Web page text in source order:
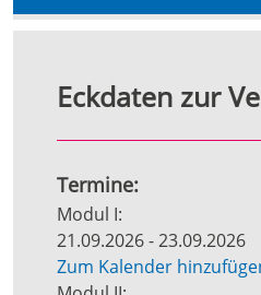
Eckdaten zur
Termine:
Modul I:
21.09.2026 - 23.09.2026
Zum Kalender